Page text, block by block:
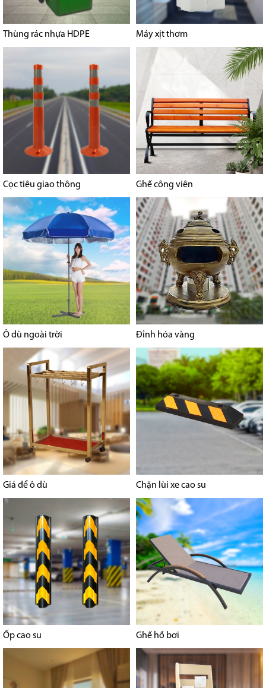
Thùng rác nhựa HDPE Máy xịt thơm
Cọc tiêu giao thông Ghế công viên
Ô dù ngoài trời Đỉnh hóa vàng
Giá để ô dù Chặn lùi xe cao su
Ốp cao su Ghế hồ bơi